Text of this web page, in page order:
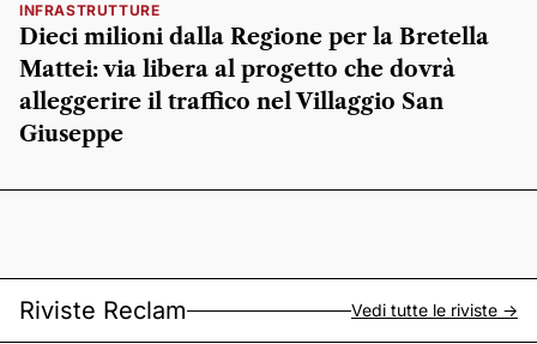
INFRASTRUTTURE
Dieci milioni dalla Regione per la Bretella
Mattei: via libera al progetto che dovrà
alleggerire il traffico nel Villaggio San
Giuseppe
Riviste Reclam Vedi tutte le riviste ->